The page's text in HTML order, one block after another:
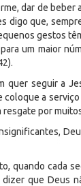
dar de
digo que,
gestos
um maior
seguir a
a
resgate por
quando cada
que Deus